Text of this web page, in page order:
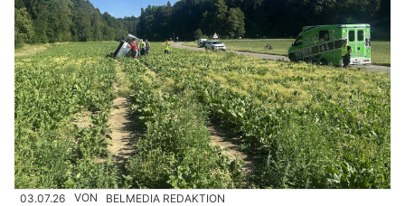
03.07.26 VON BELMEDIA REDAKTION